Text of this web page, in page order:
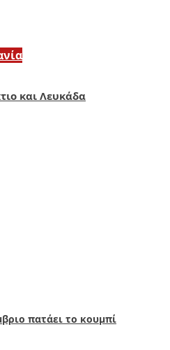
και Λευκάδα
πατάει το κουμπί